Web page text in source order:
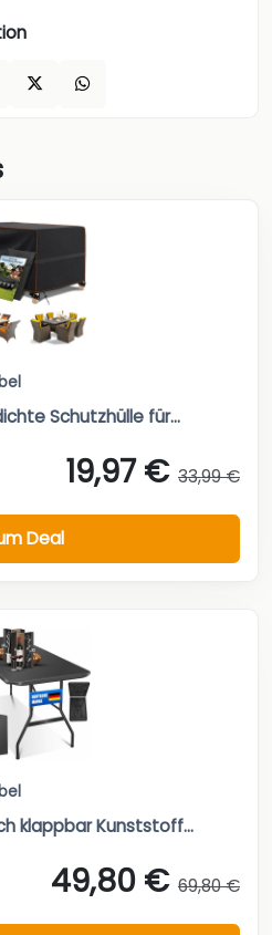
Schutzhülle für...
19,97 € 33,99 €
Deal
klappbar Kunststoff...
49,80 € 69,80 €